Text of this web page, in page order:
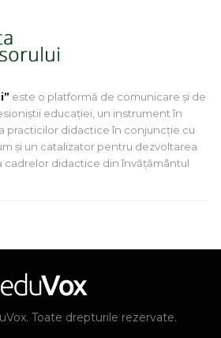
este o platformă de comunicare și de
educației, un instrument în
practicilor didactice în conjuncție cu
și un catalizator pentru dezvoltarea
cadrelor didactice din învățământul
Toate drepturile rezervate.